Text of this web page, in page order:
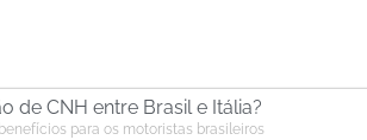
de CNH entre Brasil e Itália?
para os motoristas brasileiros